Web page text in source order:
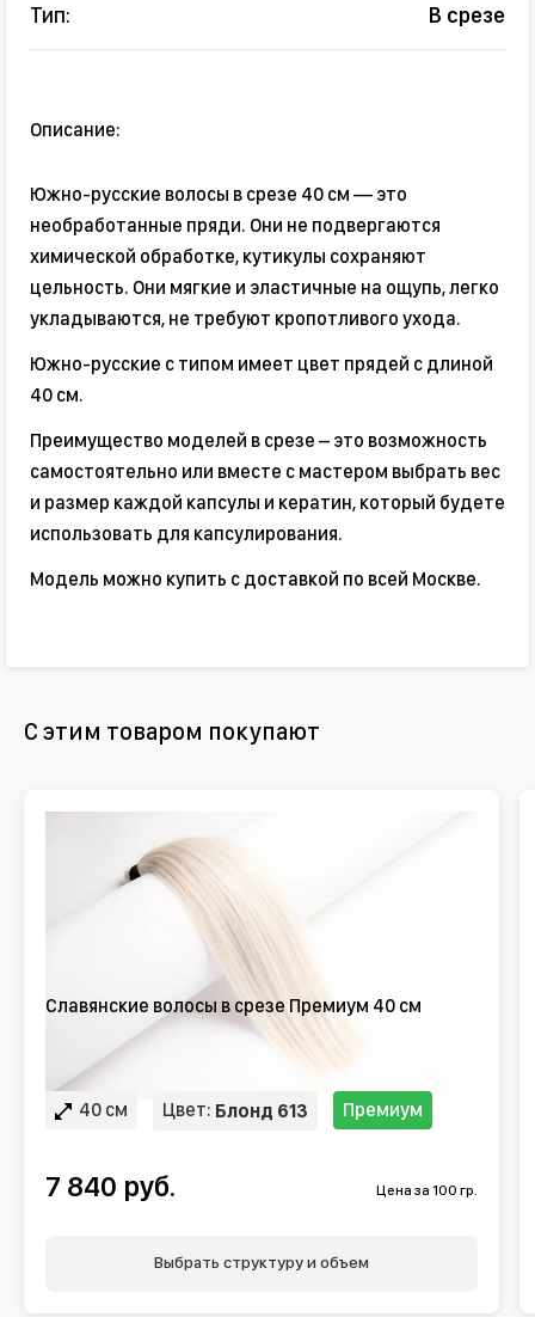
Тип: В срезе
Описание:
Южно-русские волосы в срезе 40 см — это
необработанные пряди. Они не подвергаются
химической обработке, кутикулы сохраняют
цельность. Они мягкие и эластичные на ощупь, легко
укладываются, не требуют кропотливого ухода.
Южно-русские с типом имеет цвет прядей с длиной
40 см.
Преимущество моделей в срезе – это возможность
самостоятельно или вместе с мастером выбрать вес
и размер каждой капсулы и кератин, который будете
использовать для капсулирования.
Модель можно купить с доставкой по всей Москве.
С этим товаром покупают
Славянские волосы в срезе Премиум 40 см
40 см Цвет: Блонд 613 Премиум
7 840 руб. Цена за 100 гр.
Выбрать структуру и объем